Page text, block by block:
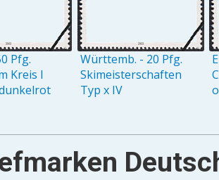
Pfg.
Kreis I
Württemb. - 20 Pfg.
Skimeisterschaften
Typ x IV